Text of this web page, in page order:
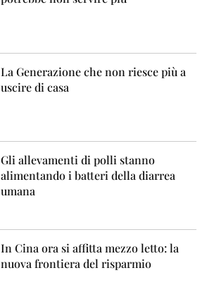
La Generazione che non riesce più a
uscire di casa
Gli allevamenti di polli stanno
alimentando i batteri della diarrea
umana
In Cina ora si affitta mezzo letto: la
nuova frontiera del risparmio